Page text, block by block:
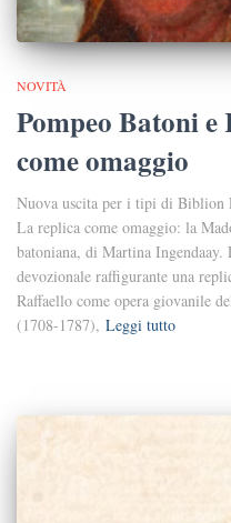
NOVITÀ
Pompeo Batoni
come omaggio
Nuova uscita per i tipi di Biblion
La replica come omaggio: la
batoniana, di Martina
devozionale raffigurante una
Raffaello come opera giovanile
(1708-1787), Leggi tutto